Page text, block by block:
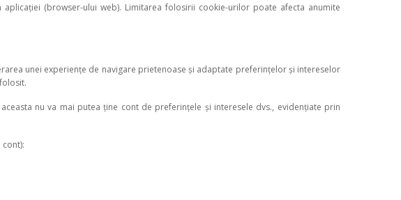
(browser-ului web). Limitarea folosirii cookie-urilor poate afecta anumite
unei experiențe de navigare prietenoase și adaptate preferințelor și intereselor
nu va mai putea ține cont de preferințele și interesele dvs., evidențiate prin